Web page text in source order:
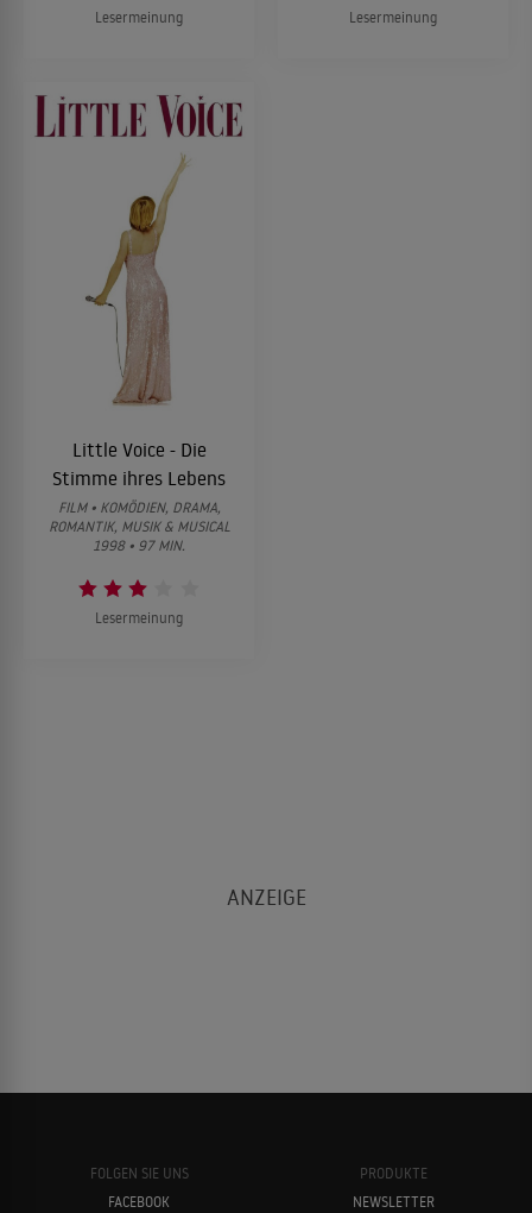
Lesermeinung Lesermeinung
Little Voice - Die
Stimme ihres Lebens
FILM • KOMÖDIEN, DRAMA,
ROMANTIK, MUSIK & MUSICAL
1998 • 97 MIN.
Lesermeinung
FOLGEN SIE UNS
FACEBOOK
PRODUKTE
NEWSLETTER